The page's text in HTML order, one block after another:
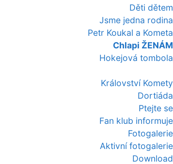
Děti dětem
Jsme jedna rodina
Petr Koukal a Kometa
Chlapi ŽENÁM
Hokejová tombola
Království Komety
Dortiáda
Ptejte se
Fan klub informuje
Fotogalerie
Aktivní fotogalerie
Download